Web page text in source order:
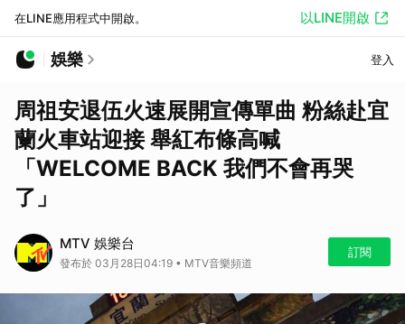
在LINE應用程式中開啟。 以LINE開啟
娛樂 登入
周祖安退伍火速展開宣傳單曲 粉絲赴宜
蘭火車站迎接 舉紅布條高喊
「WELCOME BACK 我們不會再哭
了」
MTV 娛樂台
發布於 03月28日04:19 • MTV音樂頻道
訂閱